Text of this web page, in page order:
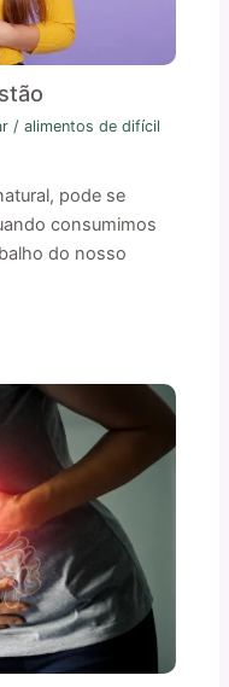
/alimentos de difícil
pode se
consumimos
do nosso